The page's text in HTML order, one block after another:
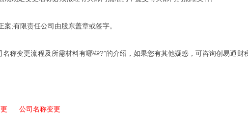
;有限责任公司由股东盖章或签字。
称变更流程及所需材料有哪些?”的介绍，如果您有其他疑惑，可咨询创易通财
公司名称变更